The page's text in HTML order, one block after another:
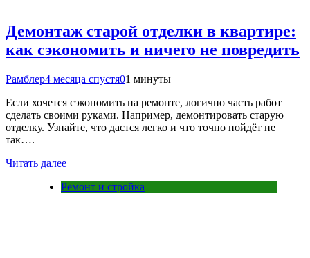
Демонтаж старой отделки в квартире:
как сэкономить и ничего не повредить
Рамблер4 месяца спустя01 минуты
Если хочется сэкономить на ремонте, логично часть работ
сделать своими руками. Например, демонтировать старую
отделку. Узнайте, что дастся легко и что точно пойдёт не
так….
Читать далее
Ремонт и стройка